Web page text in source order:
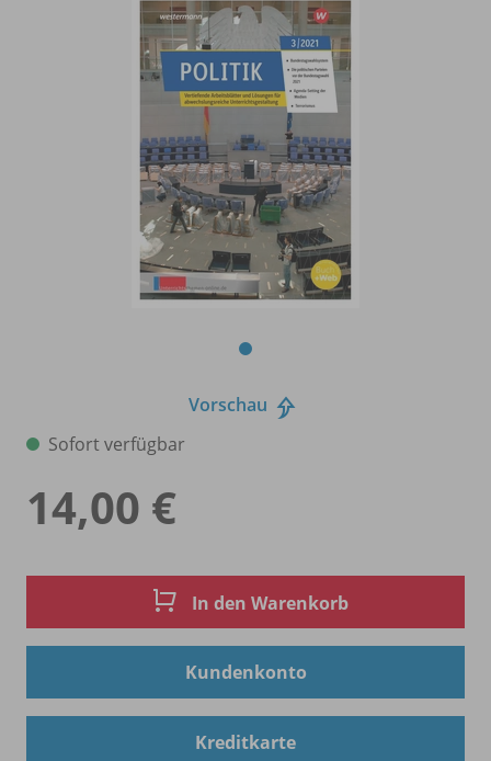
Vorschau
Sofort verfügbar
14,00 €
In den Warenkorb
Kundenkonto
Kreditkarte